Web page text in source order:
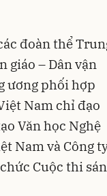
đoàn thể
giáo – Dân vận
ương phối hợp
Nam chỉ đạo
Văn học Nghệ
Nam và Công
Cuộc thi